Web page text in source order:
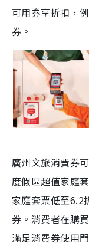
可用券享折扣，
券。
廣州文旅消費券
度假區超值家庭
家庭套票低至6.2
券。消費者在購
滿足消費券使用